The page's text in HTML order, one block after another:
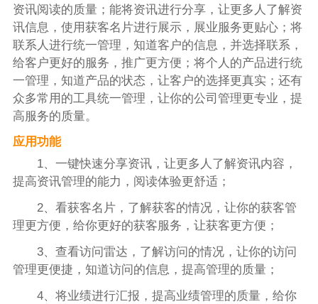
资讯阅读的质量；能将资讯进行分享，让更多人了解资
讯信息，使用获客名片进行展示，展业服务更贴心；将
联系人进行统一管理，知道客户的信息，并选择联系，
给客户更好的服务，推广更方便；将个人的产品进行统
一管理，知道产品的状态，让客户的选择更真实；还有
众多常用的工具统一管理，让你的公司管理更专业，提
高服务的质量。
应用功能
1、一键快速分享资讯，让更多人了解资讯内容，
提高资讯管理的能力，阅读体验更舒适；
2、看获客名片，了解获客的情况，让你的获客管
理更方便，给你更好的获客服务，让获客更方便；
3、查看访问雷达，了解访问的情况，让你的访问
管理更便捷，知道访问的信息，提高管理的质量；
4、将业绩进行汇报，提高业绩管理的质量，给你